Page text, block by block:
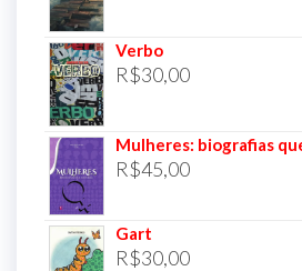
Verbo
R$30,00
Mulheres: biografias
R$45,00
Gart
R$30,00